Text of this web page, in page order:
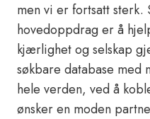
men vi er fortsatt sterk.
hovedoppdrag er å
kjærlighet og selskap
søkbare database med
hele verden, ved å
ønsker en moden